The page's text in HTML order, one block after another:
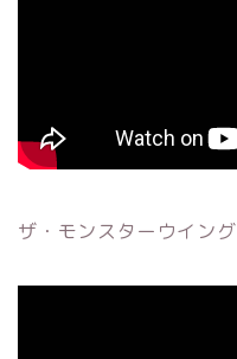
ザ・モンスターウイング